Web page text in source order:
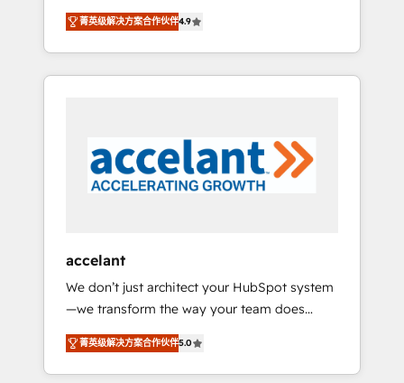
rare Advanced "Custom Integrations"
Accreditation, securely sync data across... 🔄
any apps, in any direction. Stuck on your old
CRM..? Migrate | seamlessly off your old CRM
our in-house "HubScrub" Tool.
market and enterprise businesses. We go
beyond implementation, shaping the
strategy, processes, and teams that turn
HubSpot into a genuine growth engine.
5 partners worldwide, and with over 15 years
in the ecosystem, Huble has built a track
record that speaks for itself. One company,
Singapore, and South Africa. Certified
compliant with ISO/IEC 27001:2022 and ISO
9001:2015 across all seven international
offices and 175+ employees.
菁英级解决方案合作伙伴4.9
accelant
We don’t just architect your HubSpot system
—we transform the way your team does
business. As an Elite HubSpot Solutions
Partner, we specialize in creating tailored,
end-to-end CRM solutions that accelerate
菁英级解决方案合作伙伴5.0